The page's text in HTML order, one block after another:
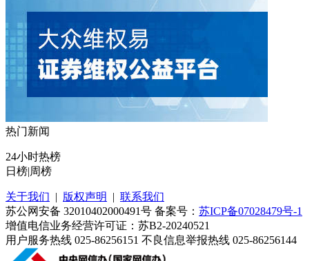
热门新闻
24小时热榜
日榜|周榜
关于我们 | 版权声明 | 联系我们
苏公网安备 32010402000491号 备案号： 苏ICP备07028479号-1
增值电信业务经营许可证：苏B2-20240521
用户服务热线 025-86256151 不良信息举报热线 025-86256144